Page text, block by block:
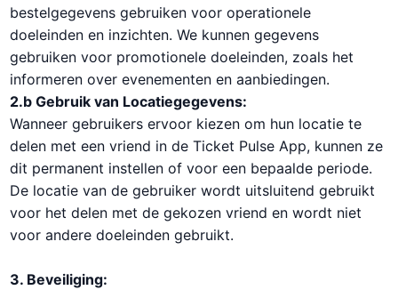
bestelgegevens gebruiken voor operationele
doeleinden en inzichten. We kunnen gegevens
gebruiken voor promotionele doeleinden, zoals het
informeren over evenementen en aanbiedingen.
2.b Gebruik van Locatiegegevens:
Wanneer gebruikers ervoor kiezen om hun locatie te
delen met een vriend in de Ticket Pulse App, kunnen ze
dit permanent instellen of voor een bepaalde periode.
De locatie van de gebruiker wordt uitsluitend gebruikt
voor het delen met de gekozen vriend en wordt niet
voor andere doeleinden gebruikt.
3. Beveiliging: